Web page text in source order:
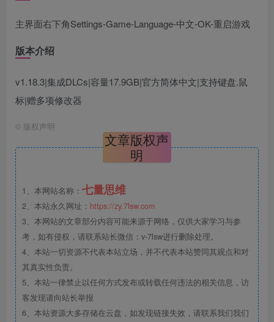
主界面右下角Settings-Game-Language-中文-OK-重启游戏
版本介绍
v1.18.3|集成DLCs|容量17.9GB|官方简体中文|支持键盘.鼠
标|赠多项修改器
© 版权声明
文章版权声
明
1、本网站名称： 七量思维
2、本站永久网址： https://zy.7lsw.com
3、本网站的文章部分内容可能来源于网络，仅供大家学习与参
考，如有侵权，请联系站长微信：v-7lsw进行删除处理。
4、本站一切资源不代表本站立场，并不代表本站赞同其观点和对
其真实性负责。
5、本站一律禁止以任何方式发布或转载任何违法的相关信息，访
客发现请向站长举报
6、本站资源大多存储在云盘，如发现链接失效，请联系我们我们